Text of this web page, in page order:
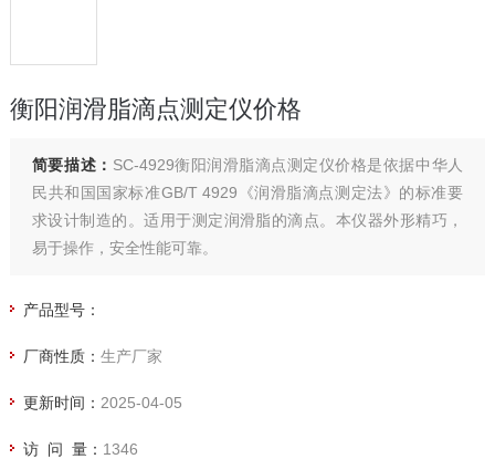
衡阳润滑脂滴点测定仪价格
简要描述： SC-4929衡阳润滑脂滴点测定仪价格是依据中华人
民共和国国家标准GB/T 4929《润滑脂滴点测定法》的标准要
求设计制造的。适用于测定润滑脂的滴点。本仪器外形精巧，
易于操作，安全性能可靠。
产品型号：
厂商性质： 生产厂家
更新时间： 2025-04-05
访 问 量： 1346